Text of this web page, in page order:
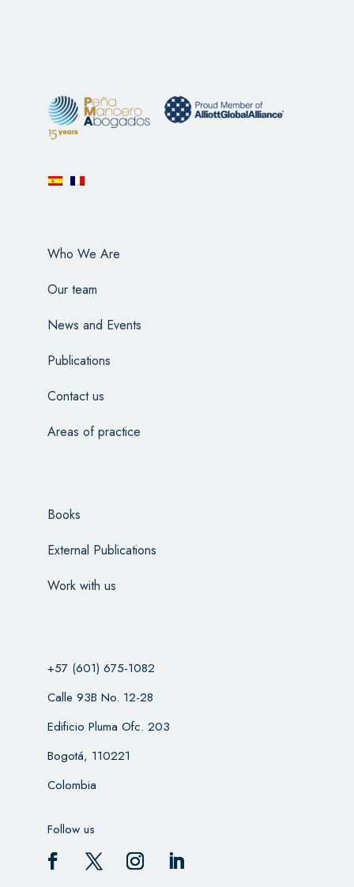
Who We Are
Our team
News and Events
Publications
Contact us
Areas of practice
Books
External Publications
Work with us
+57 (601) 675-1082
Calle 93B No. 12-28
Edificio Pluma Ofc. 203
Bogotá, 110221
Colombia
Follow us